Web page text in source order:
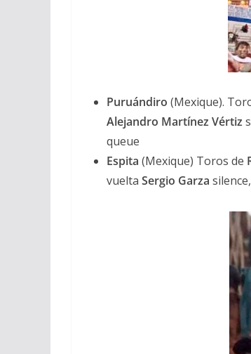
Puruándiro (Mexique).
Alejandro Martínez Vértiz
queue
Espita (Mexique) Toros de
vuelta Sergio Garza